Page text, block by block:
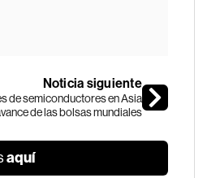
Noticia siguiente
de semiconductores en Asia
de las bolsas mundiales
aquí